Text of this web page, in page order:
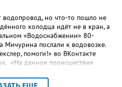
водопровод, но что-то пошло не
колодца идёт не в кран, а
«Водоснабжении» 80-
послали к водовозке.
помоги!» во ВКонтакте
«На данное происшествие
обслуживающей организации